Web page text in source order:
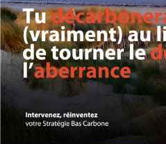
DÉPARTEMENT
Bilan Carbone®
Biodiversité Carbone
Collectivité territoriale
stratégie bas carbone